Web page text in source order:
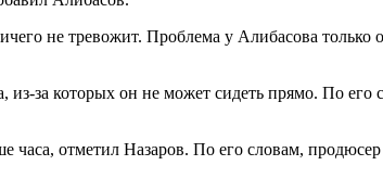
не тревожит. Проблема у Алибасова только
за которых он не может сидеть прямо. По его
отметил Назаров. По его словам, продюсер